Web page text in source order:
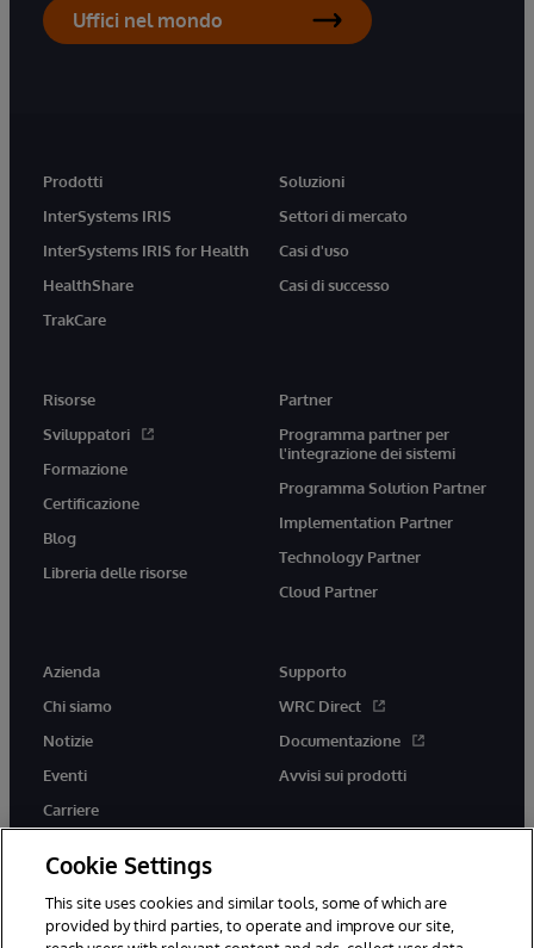
Uffici nel mondo
Prodotti
InterSystems IRIS
InterSystems IRIS for Health
HealthShare
TrakCare
Soluzioni
Settori di mercato
Casi d'uso
Casi di successo
Risorse
Sviluppatori
Formazione
Certificazione
Blog
Libreria delle risorse
Partner
Programma partner per
l'integrazione dei sistemi
Programma Solution Partner
Implementation Partner
Technology Partner
Cloud Partner
Azienda
Chi siamo
Notizie
Eventi
Carriere
Supporto
WRC Direct
Documentazione
Avvisi sui prodotti
twitter youtubefacebooklinkedin
Cookie Settings
This site uses cookies and similar tools, some of which are
provided by third parties, to operate and improve our site,